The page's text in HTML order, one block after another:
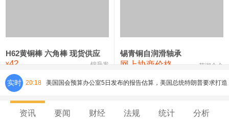
氯化镍 38,300—40,300 39,300 0
H62黄铜棒 六角棒 现货供应
¥42 锦升发
锡青铜自润滑轴承
网上协商价格 芜湖合金
实时 20:18 美国国会预算办公室5日发布的报告估算，美国总统特朗普要求打造
资讯 要闻 财经 法规 统计 分析